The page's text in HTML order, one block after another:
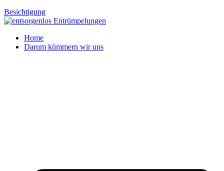
Besichtigung
Home
Darum kümmern wir uns